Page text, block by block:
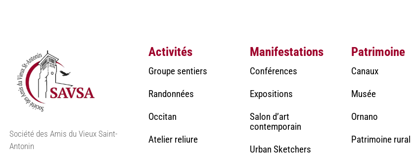
Société des Amis du Vieux Saint-
Antonin
Activités
Groupe sentiers
Randonnées
Occitan
Atelier reliure
Manifestations
Conférences
Expositions
Salon d’art
contemporain
Urban Sketchers
Patrimoine
Canaux
Musée
Ornano
Patrimoine rural